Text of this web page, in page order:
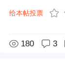
给本帖投票
180 3